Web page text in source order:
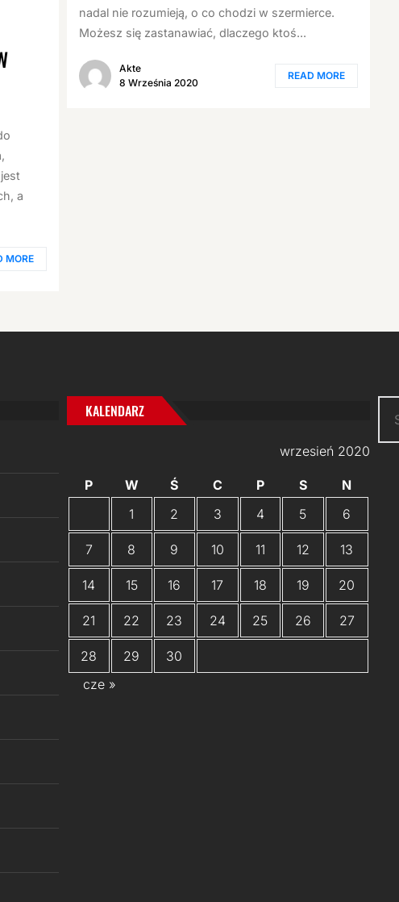
a
MORE
nadal nie rozumieją, o co chodzi w szermierce.
Możesz się zastanawiać, dlaczego ktoś...
Akte
8 Września 2020
READ MORE
KALENDARZ
wrzesień 2020
P W Ś C P S
N
1
2 3 4 5 6
7 8 9 10 11 12 13
14 15 16 17 18 19 20
21 22 23 24 25 26 27
28 29
30
cze »